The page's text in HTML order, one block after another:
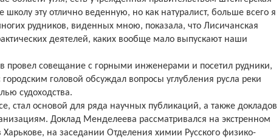
эту отлично веденную, но как натуралист, больше всего я
рудников, виденных мною, показала, что Лисичанская
деятелей, каких вообще мало выпускают наши
провел совещание с горными инженерами и посетил рудники,
головой обсуждал вопросы углубления русла реки
судоходства.
основой для ряда научных публикаций, а также докладов
Доклад Менделеева рассматривался на экстренном
на заседании Отделения химии Русского физико-